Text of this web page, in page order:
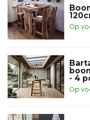
Op
- 4
Op